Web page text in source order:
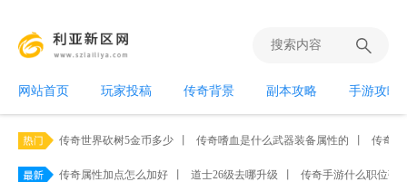
网站首页 玩家投稿 传奇背景 副本攻略 手游攻略
传奇世界砍树5金币多少 传奇嗜血是什么武器装备属性的 传奇世
传奇属性加点怎么加好 道士26级去哪升级 传奇手游什么职位强